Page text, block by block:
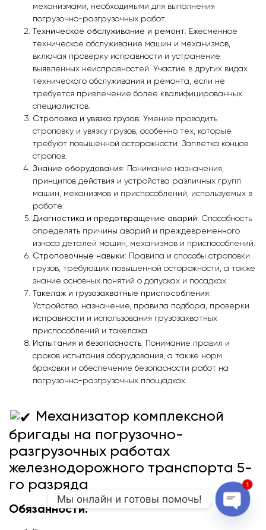
механизмами, необходимыми для выполнения
погрузочно-разгрузочных работ.
Техническое обслуживание и ремонт: Ежесменное
техническое обслуживание машин и механизмов,
включая проверку исправности и устранение
выявленных неисправностей. Участие в других видах
технического обслуживания и ремонта, если не
требуется привлечение более квалифицированных
специалистов.
Строповка и увязка грузов: Умение проводить
строповку и увязку грузов, особенно тех, которые
требуют повышенной осторожности. Заплетка концов
стропов.
Знание оборудования: Понимание назначения,
принципов действия и устройства различных групп
машин, механизмов и приспособлений, используемых в
работе.
Диагностика и предотвращение аварий: Способность
определять причины аварий и преждевременного
износа деталей машин, механизмов и приспособлений.
Строповочные навыки: Правила и способы строповки
грузов, требующих повышенной осторожности, а также
знание основных понятий о допусках и посадках.
Такелаж и грузозахватные приспособления:
Устройство, назначение, правила подбора, проверки
исправности и использования грузозахватных
приспособлений и такелажа.
Испытания и безопасность: Понимание правил и
сроков испытания оборудования, а также норм
браковки и обеспечение безопасности работ на
погрузочно-разгрузочных площадках.
Механизатор комплексной
бригады на погрузочно-
разгрузочных работах
железнодорожного транспорта 5-
го разряда
Обязанности:
Мы онлайн и готовы помочь!
1